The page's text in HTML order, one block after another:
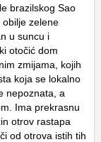
brazilskog Sao
zelene
u suncu i
otočić dom
zmijama, kojih
koja se lokalno
nepoznata, a
Ima prekrasnu
otrov rastapa
od otrova istih tih